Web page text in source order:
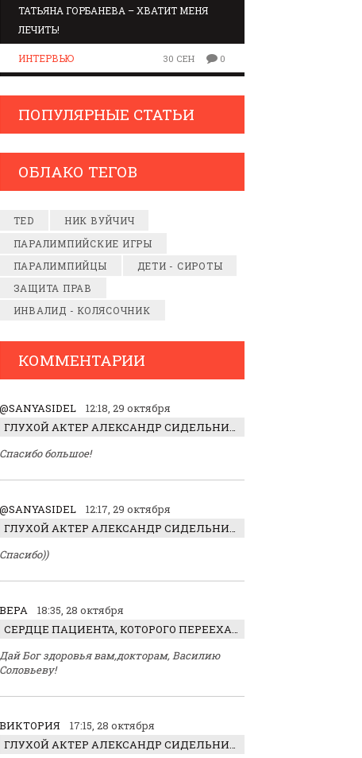
ТАТЬЯНА ГОРБАНЕВА – ХВАТИТ МЕНЯ
ЛЕЧИТЬ!
ИНТЕРВЬЮ 30 СЕН 0
ПОПУЛЯРНЫЕ СТАТЬИ
ОБЛАКО ТЕГОВ
TED
НИК ВУЙЧИЧ
ПАРАЛИМПИЙСКИЕ ИГРЫ
ПАРАЛИМПИЙЦЫ
ДЕТИ - СИРОТЫ
ЗАЩИТА ПРАВ
ИНВАЛИД - КОЛЯСОЧНИК
КОММЕНТАРИИ
@SANYASIDEL
12:18, 29 октября
ГЛУХОЙ АКТЕР АЛЕКСАНДР СИДЕЛЬНИКОВ: «С НАСЛАЖДЕНИЕМ ИГРАЛ ОТРИЦАТЕЛЬНОГО ГЕРОЯ!»
Спасибо большое!
@SANYASIDEL
12:17, 29 октября
ГЛУХОЙ АКТЕР АЛЕКСАНДР СИДЕЛЬНИКОВ: «С НАСЛАЖДЕНИЕМ ИГРАЛ ОТРИЦАТЕЛЬНОГО ГЕРОЯ!»
Спасибо))
ВЕРА
18:35, 28 октября
СЕРДЦЕ ПАЦИЕНТА, КОТОРОГО ПЕРЕЕХАЛ ТРАКТОР, ОБНАРУЖИЛИ… В ЖИВОТЕ
Дай Бог здоровья вам,докторам, Василию
Соловьеву!
ВИКТОРИЯ
17:15, 28 октября
ГЛУХОЙ АКТЕР АЛЕКСАНДР СИДЕЛЬНИКОВ: «С НАСЛАЖДЕНИЕМ ИГРАЛ ОТРИЦАТЕЛЬНОГО ГЕРОЯ!»